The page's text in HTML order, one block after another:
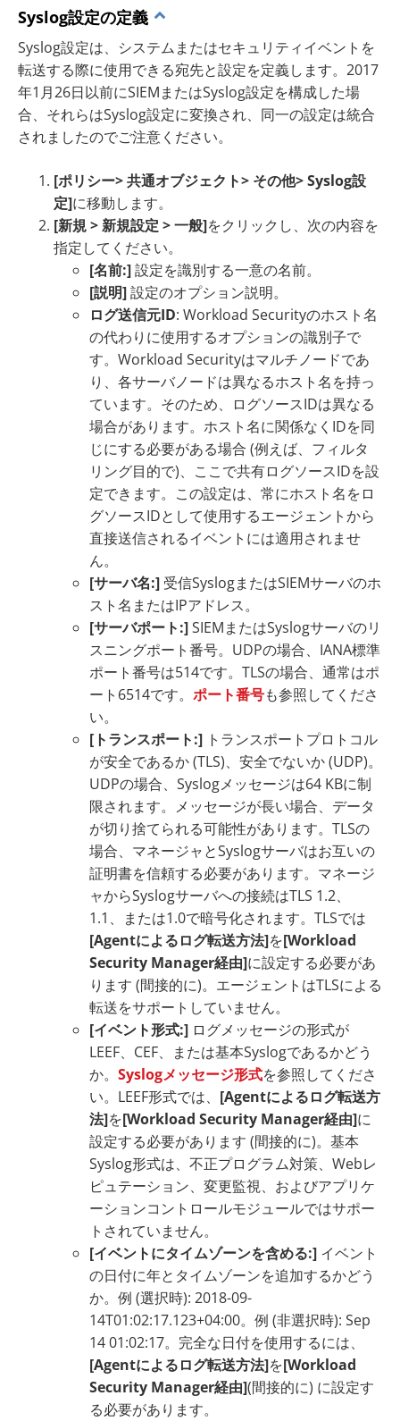
Syslog設定の定義
Syslog設定は、システムまたはセキュリティイベントを
転送する際に使用できる宛先と設定を定義します。2017
年1月26日以前にSIEMまたはSyslog設定を構成した場
合、それらはSyslog設定に変換され、同一の設定は統合
されましたのでご注意ください。
[ポリシー> 共通オブジェクト> その他> Syslog設
定]に移動します。
[新規 > 新規設定 > 一般]をクリックし、次の内容を
指定してください。
[名前:]設定を識別する一意の名前。
[説明]設定のオプション説明。
ログ送信元ID: Workload Securityのホスト名
の代わりに使用するオプションの識別子で
す。Workload Securityはマルチノードであ
り、各サーバノードは異なるホスト名を持っ
ています。そのため、ログソースIDは異なる
場合があります。ホスト名に関係なくIDを同
じにする必要がある場合 (例えば、フィルタ
リング目的で)、ここで共有ログソースIDを設
定できます。この設定は、常にホスト名をロ
グソースIDとして使用するエージェントから
直接送信されるイベントには適用されませ
ん。
[サーバ名:] 受信SyslogまたはSIEMサーバのホ
スト名またはIPアドレス。
[サーバポート:]SIEMまたはSyslogサーバのリ
スニングポート番号。UDPの場合、IANA標準
ポート番号は514です。TLSの場合、通常はポ
ート6514です。 ポート番号も参照してくださ
い。
[トランスポート:] トランスポートプロトコル
が安全であるか (TLS)、安全でないか (UDP)。
UDPの場合、Syslogメッセージは64 KBに制
限されます。メッセージが長い場合、データ
が切り捨てられる可能性があります。TLSの
場合、マネージャとSyslogサーバはお互いの
証明書を信頼する必要があります。マネージ
ャからSyslogサーバへの接続はTLS 1.2、
1.1、または1.0で暗号化されます。TLSでは
[Agentによるログ転送方法]を[Workload
Security Manager経由]に設定する必要があ
ります (間接的に)。エージェントはTLSによる
転送をサポートしていません。
[イベント形式:] ログメッセージの形式が
LEEF、CEF、または基本Syslogであるかどう
か。 Syslogメッセージ形式を参照してくださ
い。LEEF形式では、 [Agentによるログ転送方
法]を[Workload Security Manager経由]に
設定する必要があります (間接的に)。基本
Syslog形式は、不正プログラム対策、Webレ
ピュテーション、変更監視、およびアプリケ
ーションコントロールモジュールではサポー
トされていません。
[イベントにタイムゾーンを含める:] イベント
の日付に年とタイムゾーンを追加するかどう
か。例 (選択時): 2018-09-
14T01:02:17.123+04:00。例 (非選択時): Sep
14 01:02:17。完全な日付を使用するには、
[Agentによるログ転送方法]を[Workload
Security Manager経由](間接的に) に設定す
る必要があります。